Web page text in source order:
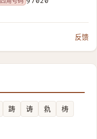
反馈
踌 诪 㐜
梼